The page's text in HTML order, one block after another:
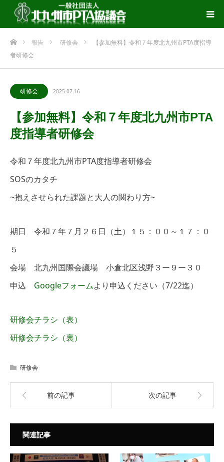
ホーム報告 研修会
【参加無料】令和７年度北九州市PTA度指導
者研修会
研修会 2025.07.16
【参加無料】令和７年度北九州市PTA
度指導者研修会
令和７年度北九州市PTA度指導者研修会
SOSのカタチ
~抱えさせられた課題と大人の関わり方~
期日 令和７年７月２６日（土）１５：００～１７：０
５
会場 北九州国際会議場 小倉北区浅野３ー９ー３０
申込 Googleフォームより申込ください（7/22迄）
研修会チラシ（表）
研修会チラシ（裏）
研修会
前の記事 次の記事
関連記事